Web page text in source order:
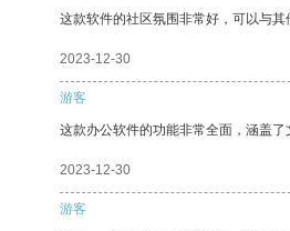
这款软件的社区氛围非常好，可以与其
2023-12-30
游客
这款办公软件的功能非常全面，涵盖
2023-12-30
游客